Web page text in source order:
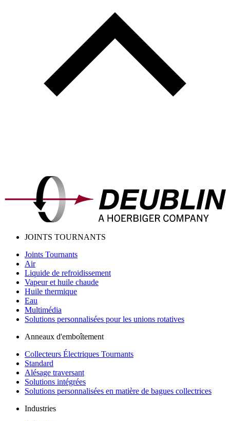
JOINTS TOURNANTS
Joints Tournants
Air
Liquide de refroidissement
Vapeur et huile chaude
Huile thermique
Eau
Multimédia
Solutions personnalisées pour les unions rotatives
Anneaux d'emboîtement
Collecteurs Électriques Tournants
Standard
Alésage traversant
Solutions intégrées
Solutions personnalisées en matière de bagues collectrices
Industries